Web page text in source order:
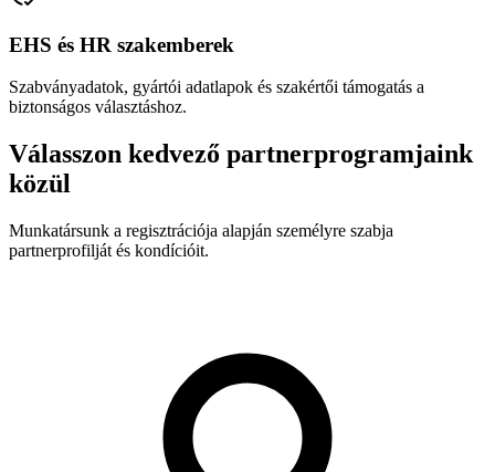
EHS és HR szakemberek
Szabványadatok, gyártói adatlapok és szakértői támogatás a
biztonságos választáshoz.
Válasszon kedvező partnerprogramjaink
közül
Munkatársunk a regisztrációja alapján személyre szabja
partnerprofilját és kondícióit.